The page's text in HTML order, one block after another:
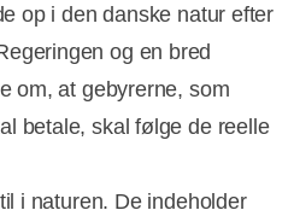
Annonce
op i den danske natur efter
og en bred
om, at gebyrerne, som
betale, skal følge de reelle
i naturen. De indeholder